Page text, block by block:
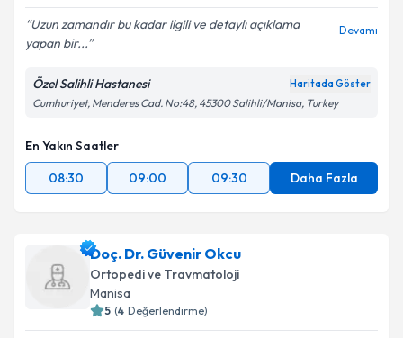
Uzun zamandır bu kadar ilgili ve detaylı açıklama
yapan bir...
Devamı
Özel Salihli Hastanesi Haritada Göster
Cumhuriyet, Menderes Cad. No:48, 45300 Salihli/Manisa, Turkey
En Yakın Saatler
08:30
09:00 09:30 Daha Fazla
Doç. Dr. Güvenir Okcu
Ortopedi ve Travmatoloji
Manisa
5 (4 Değerlendirme)